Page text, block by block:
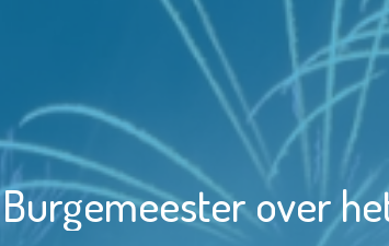
Burgemeester over